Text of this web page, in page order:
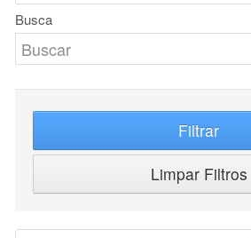
Busca
Filtrar
Limpar Filtros